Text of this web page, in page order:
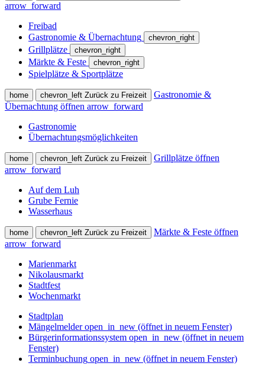
arrow_forward
Freibad
Gastronomie & Übernachtung
chevron_right
Grillplätze chevron_right
Märkte & Feste chevron_right
Spielplätze & Sportplätze
home chevron_left Zurück zu Freizeit
Gastronomie &
Übernachtung öffnen arrow_forward
Gastronomie
Übernachtungsmöglichkeiten
home chevron_left Zurück zu Freizeit
Grillplätze öffnen
arrow_forward
Auf dem Luh
Grube Fernie
Wasserhaus
home chevron_left Zurück zu Freizeit
Märkte & Feste öffnen
arrow_forward
Marienmarkt
Nikolausmarkt
Stadtfest
Wochenmarkt
Stadtplan
Mängelmelder open_in_new (öffnet in neuem Fenster)
Bürgerinformationssystem open_in_new (öffnet in neuem
Fenster)
Terminbuchung open_in_new (öffnet in neuem Fenster)